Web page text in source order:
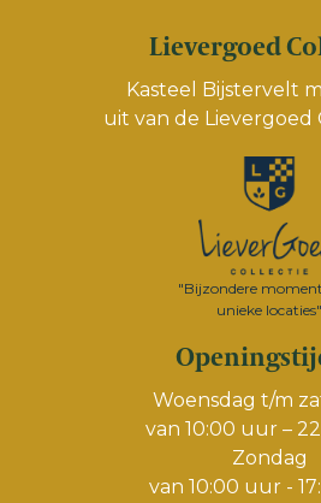
Lievergoed
Kasteel Bijstervelt
uit van de Lievergoed
"Bijzondere
unieke locaties"
Woensdag t/m
van 10:00 uur –
Zondag
van 10:00 uur -